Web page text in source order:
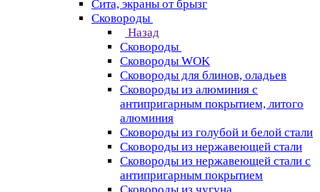
Сита, экраны от брызг
Сковороды
Назад
Сковороды
Сковороды WOK
Сковороды для блинов, оладьев
Сковороды из алюминия с
антипригарным покрытием, литого
алюминия
Сковороды из голубой и белой стали
Сковороды из нержавеющей стали
Сковороды из нержавеющей стали с
антипригарным покрытием